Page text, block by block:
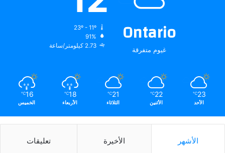
Ontario
غيوم متفرقة
91%
2.73 كيلومتر/ساعة
23
℃
الأحد
22
℃
الأثنين
21
℃
الثلاثاء
18
℃
الأربعاء
16
℃
الخميس
الأشهر الأخيرة تعليقات